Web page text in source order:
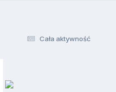
Cała aktywność